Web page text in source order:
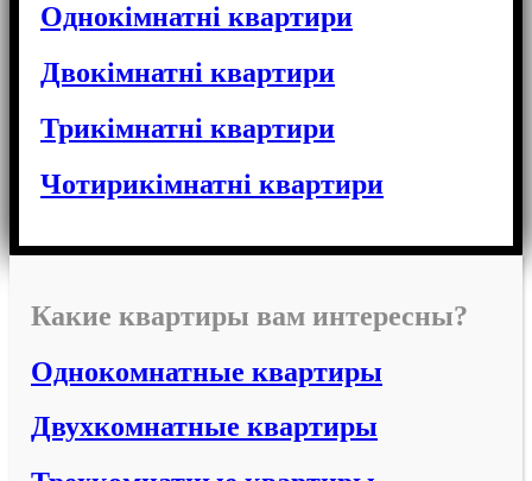
Однокімнатні квартири
Двокімнатні квартири
Трикімнатні квартири
Чотирикімнатні квартири
Какие квартиры вам интересны?
Однокомнатные квартиры
Двухкомнатные квартиры